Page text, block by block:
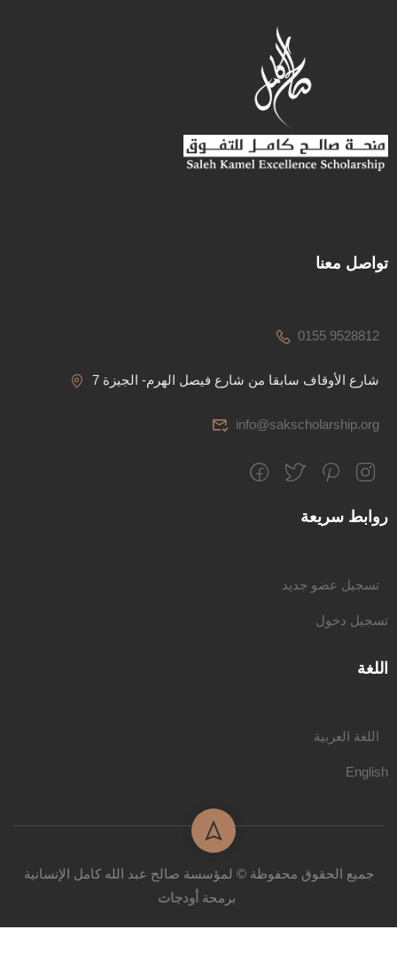
تواصل معنا
0155 9528812
7 شارع الأوقاف سابقا من شارع فيصل الهرم- الجيزة
info@sakscholarship.org
روابط سريعة
تسجيل عضو جديد
تسجيل دخول
اللغة
اللغة العربية
English
جميع الحقوق محفوظة © لمؤسسة صالح عبد الله كامل الإنسانية
برمحة أودجات